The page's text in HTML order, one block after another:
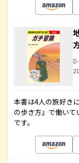
本書は4人の旅好き
の歩き方』で働い
です。